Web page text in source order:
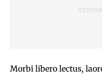
Morbi libero lectus,